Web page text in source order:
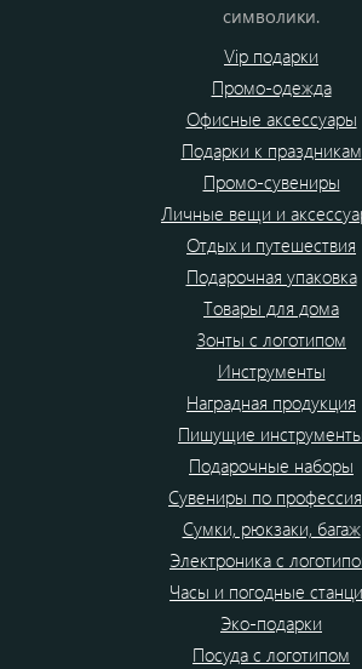
символики.
Vip подарки
Промо-одежда
Офисные аксессуары
Подарки к праздникам
Промо-сувениры
Личные вещи и
Отдых и путешествия
Подарочная упаковка
Товары для дома
Зонты с логотипом
Инструменты
Наградная продукция
Пишущие инструменты
Подарочные наборы
Сувениры по
Сумки, рюкзаки, багаж
Электроника с
Часы и погодные
Эко-подарки
Посуда с логотипом